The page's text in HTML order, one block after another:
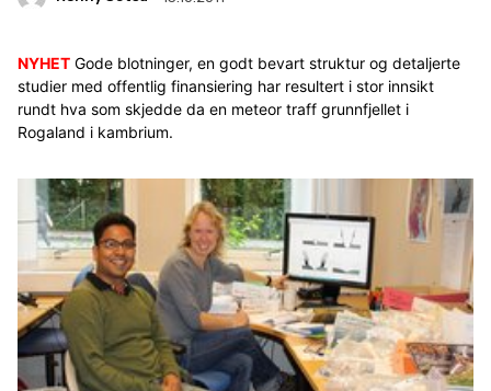
NYHET Gode blotninger, en godt bevart struktur og detaljerte
studier med offentlig finansiering har resultert i stor innsikt
rundt hva som skjedde da en meteor traff grunnfjellet i
Rogaland i kambrium.